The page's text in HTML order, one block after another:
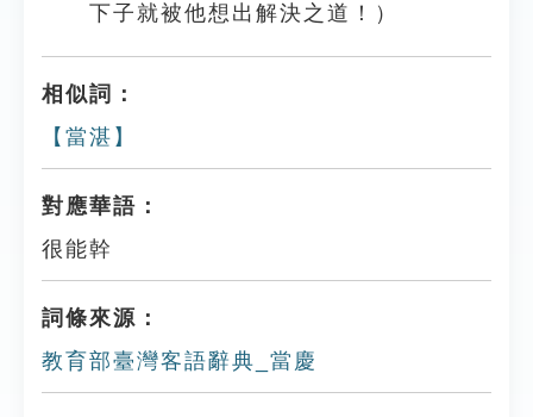
下子就被他想出解決之道！）
相似詞：
【當湛】
對應華語：
很能幹
詞條來源：
教育部臺灣客語辭典_當慶